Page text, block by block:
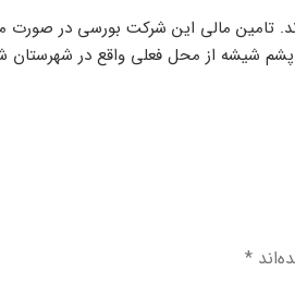
فعلی را از 15 به 50 میلیارد تومان برساند. تامین مالی این شرکت
شیشه از محل فعلی واقع در شهرستان
*